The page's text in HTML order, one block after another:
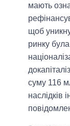
мають
щоб
ринку
суму 116
наслідків